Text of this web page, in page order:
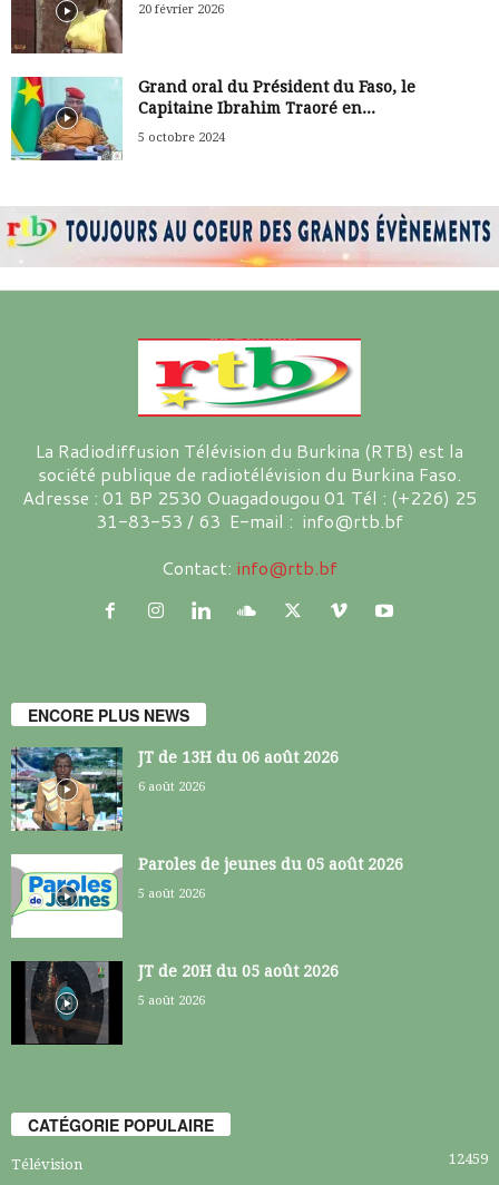
20 février 2026
Grand oral du Président du Faso, le
Capitaine Ibrahim Traoré en...
5 octobre 2024
La Radiodiffusion Télévision du Burkina (RTB) est la
société publique de radiotélévision du Burkina Faso.
Adresse : 01 BP 2530 Ouagadougou 01 Tél : (+226) 25
31-83-53 / 63 E-mail : info@rtb.bf
Contact: info@rtb.bf
ENCORE PLUS NEWS
JT de 13H du 06 août 2026
6 août 2026
Paroles de jeunes du 05 août 2026
5 août 2026
JT de 20H du 05 août 2026
5 août 2026
CATÉGORIE POPULAIRE
Télévision
12459